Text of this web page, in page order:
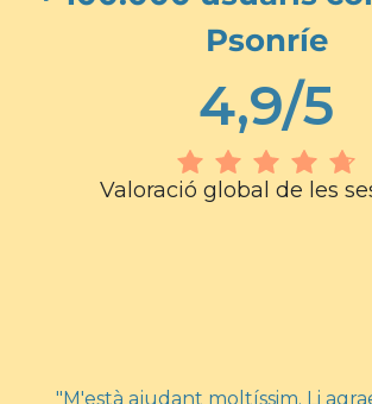
Psonríe
4,9/5
Valoració global de les
"M'està ajudant moltíssim. Li